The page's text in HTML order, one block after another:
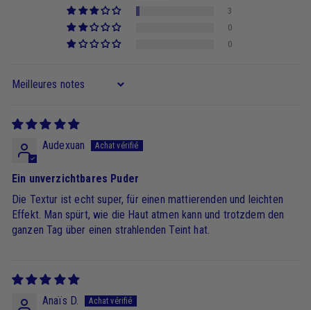
3
0
0
Sort by
Audexuan
Ein unverzichtbares Puder
Die Textur ist echt super, für einen mattierenden und leichten
Effekt. Man spürt, wie die Haut atmen kann und trotzdem den
ganzen Tag über einen strahlenden Teint hat.
Anaïs D.